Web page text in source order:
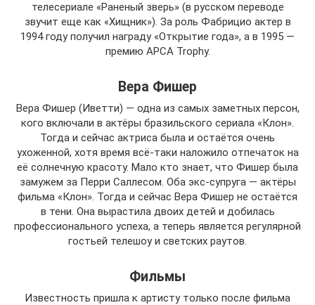
телесериале «Раненый зверь» (в русском переводе
звучит еще как «Хищник»). За роль Фабрицио актер в
1994 году получил награду «Открытие года», а в 1995 —
премию APCA Trophy.
Вера Фишер
Вера Фишер (Иветти) — одна из самых заметных персон,
кого включали в актёры бразильского сериала «Клон».
Тогда и сейчас актриса была и остаётся очень
ухоженной, хотя время всё-таки наложило отпечаток на
её солнечную красоту. Мало кто знает, что Фишер была
замужем за Перри Саллесом. Оба экс-супруга — актёры
фильма «Клон». Тогда и сейчас Вера Фишер не остаётся
в тени. Она вырастила двоих детей и добилась
профессионального успеха, а теперь является регулярной
гостьей телешоу и светских раутов.
Фильмы
Известность пришла к артисту только после фильма